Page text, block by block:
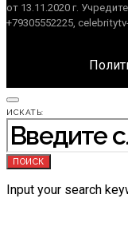
от 13.11.2020 г.
+79305552225,
ИСКАТЬ:
ПОИСК
Input your search